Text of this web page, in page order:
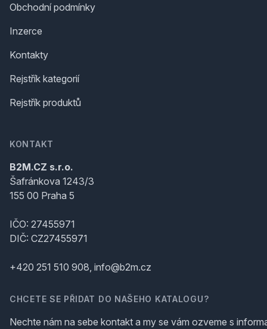
Obchodní podmínky
Inzerce
Kontakty
Rejstřík kategorií
Rejstřík produktů
KONTAKT
B2M.CZ s.r.o.
Šafránkova 1243/3
155 00 Praha 5
IČO: 27455971
DIČ: CZ27455971
+420 251 510 908, info@b2m.cz
CHCETE SE PŘIDAT DO NAŠEHO KATALOGU?
Nechte nám na sebe kontakt a my se vám ozveme s